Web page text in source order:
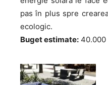
pas în plus spre
ecologic.
Buget estimate: 40.000